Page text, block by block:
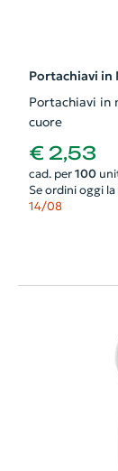
Portachiavi in
Portachiavi in
cuore
€ 2,53
cad. per 100
Se ordini oggi
14/08